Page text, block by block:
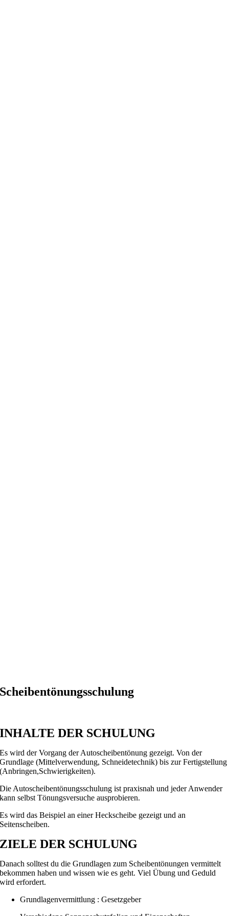
Scheibentönungsschulung
INHALTE DER SCHULUNG
Es wird der Vorgang der Autoscheibentönung gezeigt. Von der
Grundlage (Mittelverwendung, Schneidetechnik) bis zur Fertigstellung
(Anbringen,Schwierigkeiten).
Die Autoscheibentönungsschulung ist praxisnah und jeder Anwender
kann selbst Tönungsversuche ausprobieren.
Es wird das Beispiel an einer Heckscheibe gezeigt und an
Seitenscheiben.
ZIELE DER SCHULUNG
Danach solltest du die Grundlagen zum Scheibentönungen vermittelt
bekommen haben und wissen wie es geht. Viel Übung und Geduld
wird erfordert.
Grundlagenvermittlung : Gesetzgeber